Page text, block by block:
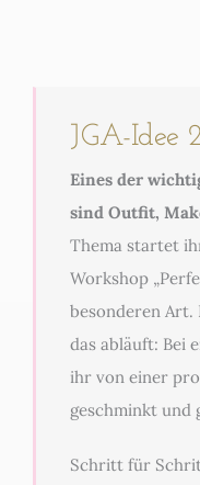
JGA-Idee
Eines der
sind Outfit,
Thema startet
Workshop
besonderen
das abläuft: Bei
ihr von einer
geschminkt und
Schritt für